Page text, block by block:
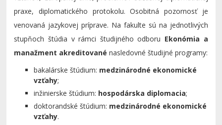
praxe, diplomatického protokolu. Osobitná pozornosť je
venovaná jazykovej príprave. Na fakulte sú na jednotlivých
stupňoch štúdia v rámci študijného odboru Ekonómia a
manažment akreditované nasledovné študijné programy:
bakalárske štúdium: medzinárodné ekonomické
vzťahy;
inžinierske štúdium: hospodárska diplomacia;
doktorandské štúdium: medzinárodné ekonomické
vzťahy.